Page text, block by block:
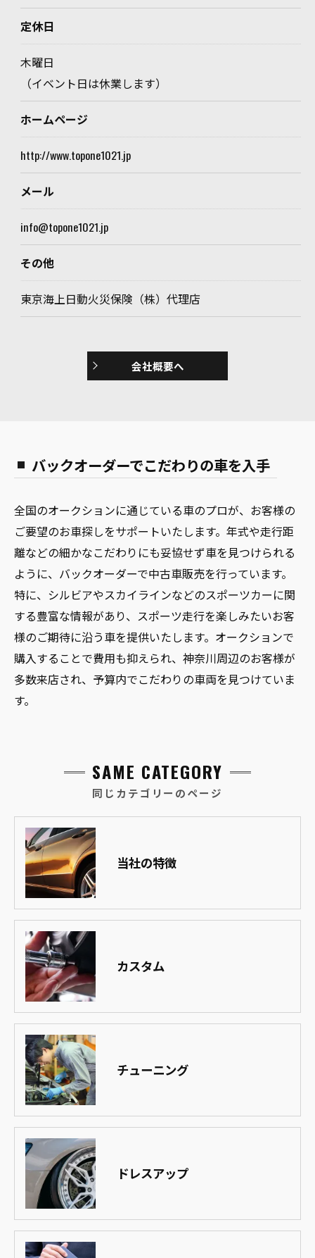
定休日
木曜日
（イベント日は休業します）
ホームページ
http://www.topone1021.jp
メール
info@topone1021.jp
その他
東京海上日動火災保険（株）代理店
会社概要へ
バックオーダーでこだわりの車を入手
全国のオークションに通じている車のプロが、お客様の
ご要望のお車探しをサポートいたします。年式や走行距
離などの細かなこだわりにも妥協せず車を見つけられる
ように、バックオーダーで中古車販売を行っています。
特に、シルビアやスカイラインなどのスポーツカーに関
する豊富な情報があり、スポーツ走行を楽しみたいお客
様のご期待に沿う車を提供いたします。オークションで
購入することで費用も抑えられ、神奈川周辺のお客様が
多数来店され、予算内でこだわりの車両を見つけていま
す。
同じカテゴリーのページ
SAME CATEGORY
当社の特徴
カスタム
チューニング
ドレスアップ